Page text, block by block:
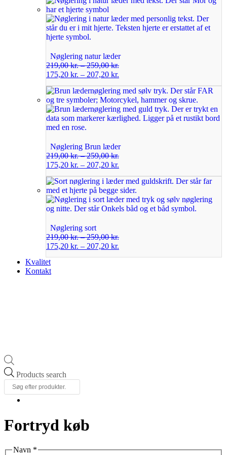
Nøglering natur læder
219,00kr.–259,00kr.
175,20 kr. – 207,20 kr.
Nøglering Brun læder
219,00kr.–259,00kr.
175,20 kr. – 207,20 kr.
Nøglering sort
219,00kr.–259,00kr.
175,20 kr. – 207,20 kr.
Kvalitet
Kontakt
Products search
Fortryd køb
Navn *